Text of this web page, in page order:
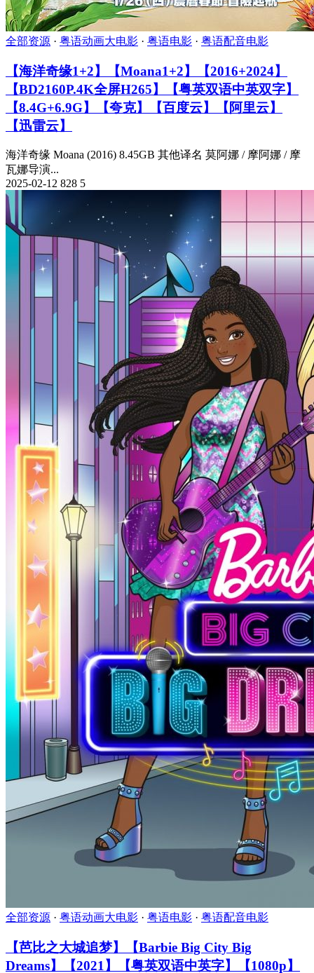
全部资源 · 粤语动画大电影 · 粤语电影 · 粤语配音电影
【海洋奇缘1+2】【Moana1+2】【2016+2024】
【BD2160P.4K全屏H265】【粤英双语中英双字】
【8.4G+6.9G】【夸克】【百度云】【阿里云】
【迅雷云】
海洋奇缘 Moana (2016) 8.45GB 其他译名 莫阿娜 / 摩阿娜 / 摩
瓦娜导演...
2025-02-12 828 5
全部资源 · 粤语动画大电影 · 粤语电影 · 粤语配音电影
【芭比之大城追梦】【Barbie Big City Big
Dreams】【2021】【粤英双语中英字】【1080p】